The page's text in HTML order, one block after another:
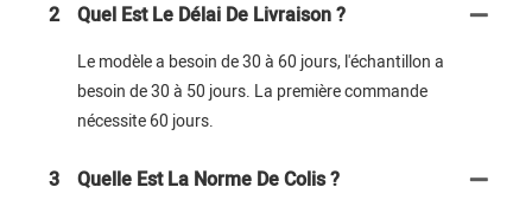
2 Quel Est Le Délai De Livraison ?
Le modèle a besoin de 30 à 60 jours, l'échantillon a
besoin de 30 à 50 jours. La première commande
nécessite 60 jours.
3 Quelle Est La Norme De Colis ?